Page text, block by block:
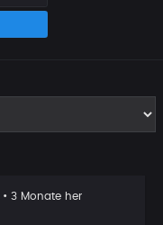
• 3 Monate her